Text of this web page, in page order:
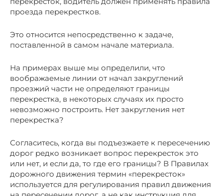
проезда перекрестков.
Это относится непосредственно к задаче,
поставленной в самом начале материала.
На примерах выше мы определили, что
воображаемые линии от начал закруглений
проезжий части не определяют границы
перекрестка, в некоторых случаях их просто
невозможно построить. Нет закругления нет
перекрестка?
Согласитесь, когда вы подъезжаете к пересечению
дорог редко возникает вопрос перекресток это
или нет, и если да, то где его границы? В Правилах
дорожного движения термин «перекресток»
используется для регулирования правил движения